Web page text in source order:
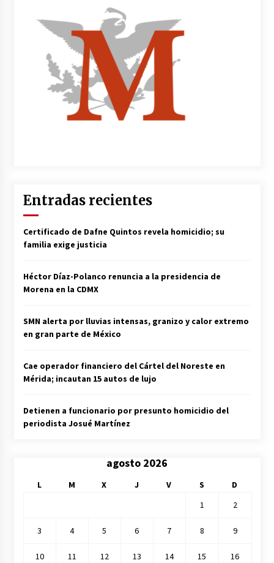
Entradas recientes
Certificado de Dafne Quintos revela homicidio; su
familia exige justicia
Héctor Díaz-Polanco renuncia a la presidencia de
Morena en la CDMX
SMN alerta por lluvias intensas, granizo y calor extremo
en gran parte de México
Cae operador financiero del Cártel del Noreste en
Mérida; incautan 15 autos de lujo
Detienen a funcionario por presunto homicidio del
periodista Josué Martínez
agosto 2026
L M X J V S
D
1
2
3 4 5 6 7 8 9
10 11 12 13 14 15 16